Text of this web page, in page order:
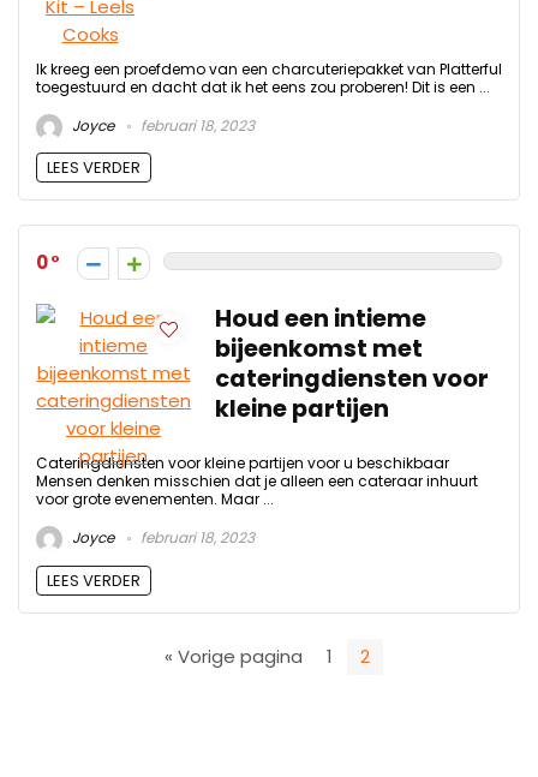
Ik kreeg een proefdemo van een charcuteriepakket van Platterful
toegestuurd en dacht dat ik het eens zou proberen! Dit is een ...
Joyce
februari 18, 2023
LEES VERDER
0
Houd een intieme
bijeenkomst met
cateringdiensten voor
kleine partijen
Cateringdiensten voor kleine partijen voor u beschikbaar
Mensen denken misschien dat je alleen een cateraar inhuurt
voor grote evenementen. Maar ...
Joyce
februari 18, 2023
LEES VERDER
« Vorige pagina 1 2